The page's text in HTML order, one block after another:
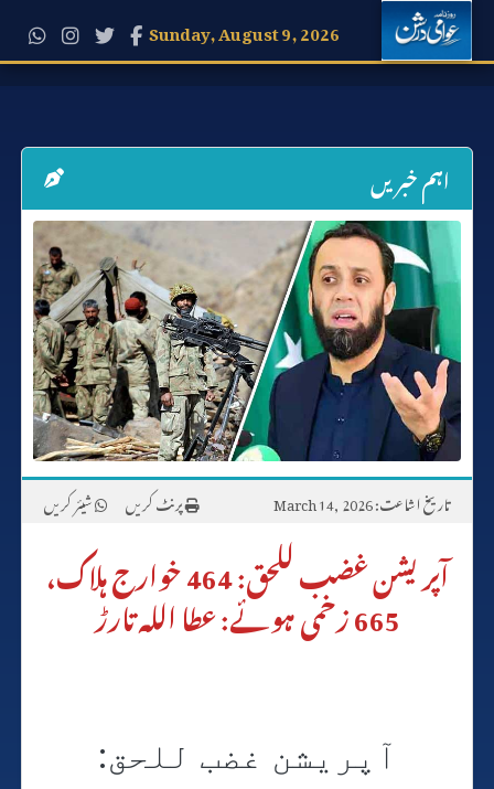
Sunday, August 9, 2026
اہم خبریں
تاریخ اشاعت: March 14, 2026 پرنٹ کریں شیئر کریں
آپریشن غضب للحق: 464 خوارج ہلاک،
665 زخمی ہوئے: عطا اللہ تارڑ
آپریشن غضب للحق: